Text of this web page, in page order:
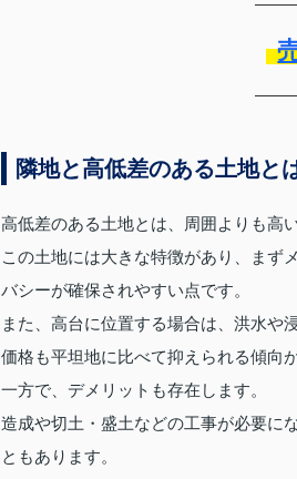
隣地と高低差のある土地と
高低差のある土地とは、周囲よりも高
この土地には大きな特徴があり、まず
バシーが確保されやすい点です。
また、高台に位置する場合は、洪水や
価格も平坦地に比べて抑えられる傾向
一方で、デメリットも存在します。
造成や切土・盛土などの工事が必要に
ともあります。